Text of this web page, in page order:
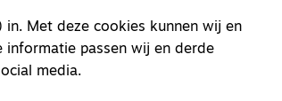
Met deze cookies kunnen wij en
passen wij en derde
media.